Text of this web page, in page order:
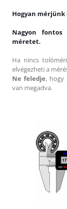
Hogyan mérjünk
Nagyon
méretet.
Ha nincs
elvégezheti a
Ne feledje, hogy
van megadva.